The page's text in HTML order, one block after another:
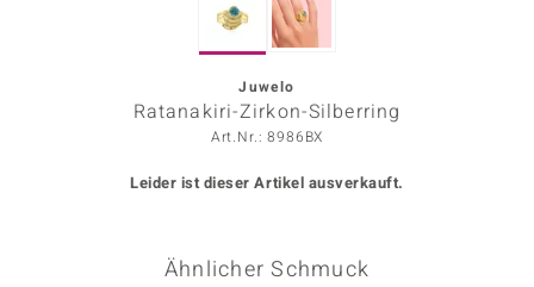
Juwelo
Ratanakiri-Zirkon-Silberring
Art.Nr.: 8986BX
Leider ist dieser Artikel ausverkauft.
Ähnlicher Schmuck